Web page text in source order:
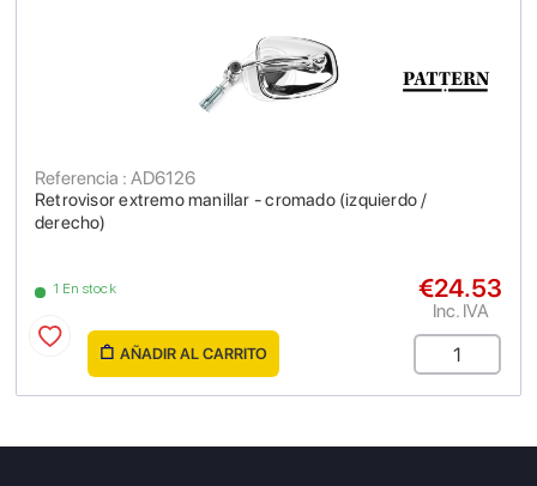
Retrovisor extremo manillar - cromado (izquierdo /
derecho)
Referencia : AD6126
1 En stock €24.53
Inc. IVA
AÑADIR AL CARRITO